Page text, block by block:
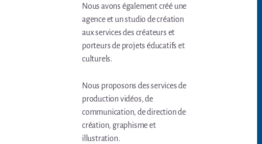
Nous avons également créé une
agence et un studio de création
aux services des créateurs et
porteurs de projets éducatifs et
culturels.
Nous proposons des services de
production vidéos, de
communication, de direction de
création, graphisme et
illustration.